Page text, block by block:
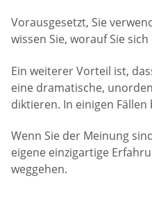
Vorausgesetzt, Sie
wissen Sie, worauf Sie
Ein weiterer Vorteil ist,
eine dramatische,
diktieren. In einigen
Wenn Sie der Meinung
eigene einzigartige
weggehen.